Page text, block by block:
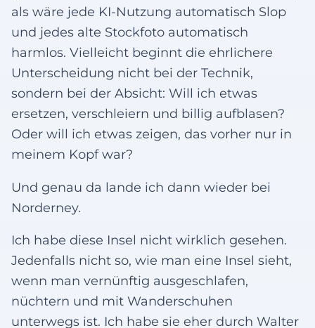
als wäre jede KI-Nutzung automatisch Slop
und jedes alte Stockfoto automatisch
harmlos. Vielleicht beginnt die ehrlichere
Unterscheidung nicht bei der Technik,
sondern bei der Absicht: Will ich etwas
ersetzen, verschleiern und billig aufblasen?
Oder will ich etwas zeigen, das vorher nur in
meinem Kopf war?
Und genau da lande ich dann wieder bei
Norderney.
Ich habe diese Insel nicht wirklich gesehen.
Jedenfalls nicht so, wie man eine Insel sieht,
wenn man vernünftig ausgeschlafen,
nüchtern und mit Wanderschuhen
unterwegs ist. Ich habe sie eher durch Walter